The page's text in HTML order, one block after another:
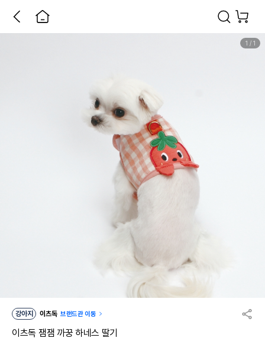
1 / 1
강아지 이츠독 브랜드관 이동
이츠독 잼잼 까꿍 하네스 딸기